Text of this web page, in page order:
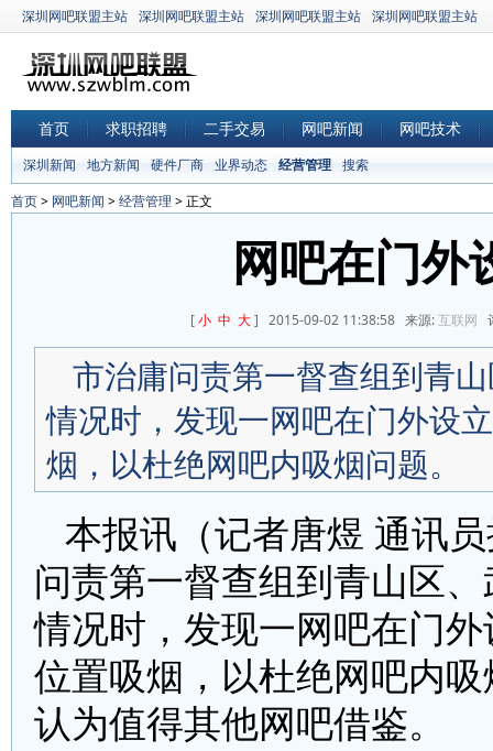
深圳网吧联盟主站 深圳网吧联盟主站 深圳网吧联盟主站 深圳网吧联盟主站
首页 求职招聘 二手交易 网吧新闻 网吧技术
深圳新闻 地方新闻 硬件厂商 业界动态 经营管理 搜索
首页> 网吧新闻 >经营管理 > 正文
网吧在门外
[小 中 大] 2015-09-02 11:38:58 来源:互联网
市治庸问责第一督查组到青
情况时，发现一网吧在门外设
烟，以杜绝网吧内吸烟问题。
本报讯（记者唐煜 通讯
问责第一督查组到青山区
情况时，发现一网吧在门
位置吸烟，以杜绝网吧内
认为值得其他网吧借鉴。